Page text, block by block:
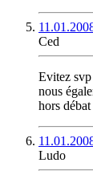
Ced
Evitez
nous
hors
Ludo